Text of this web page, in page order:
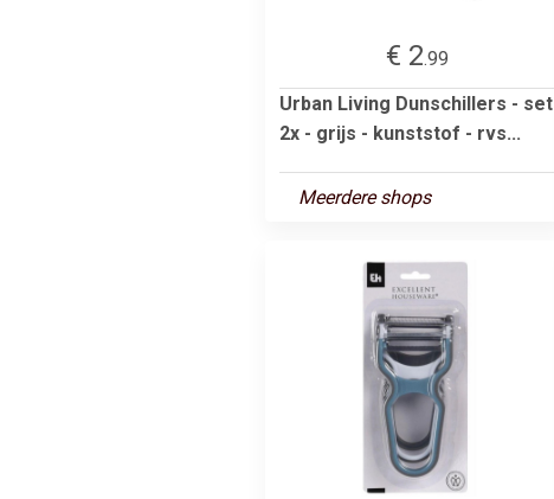
€ 2.99
Urban Living Dunschillers - set
2x - grijs - kunststof - rvs...
Meerdere shops